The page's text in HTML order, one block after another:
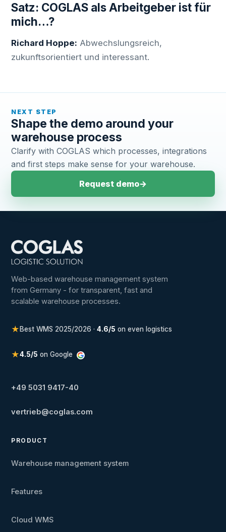
Satz: COGLAS als Arbeitgeber ist für
mich…?
Richard Hoppe: Abwechslungsreich,
zukunftsorientiert und interessant.
NEXT STEP
Shape the demo around your
warehouse process
Clarify with COGLAS which processes, integrations
and first steps make sense for your warehouse.
Request demo→
Web-based warehouse management system
from Germany - for transparent, fast and
scalable warehouse processes.
★Best WMS 2025/2026 ·4.6/5 on even logistics
★4.5/5 on Google
+49 5031 9417-40
vertrieb@coglas.com
PRODUCT
Warehouse management system
Features
Cloud WMS